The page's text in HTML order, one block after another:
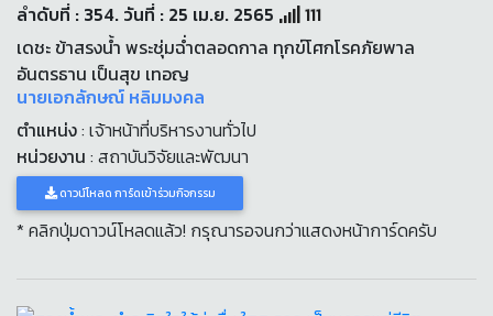
ลำดับที่ : 354. วันที่ : 25 เม.ย. 2565
111
เดชะ ข้าสรงน้ำ พระชุ่มฉ่ำตลอดกาล ทุกข์โศกโรคภัยพาล
อันตรธาน เป็นสุข เทอญ
นายเอกลักษณ์ หลิมมงคล
ตำแหน่ง: เจ้าหน้าที่บริหารงานทั่วไป
หน่วยงาน : สถาบันวิจัยและพัฒนา
ดาวน์โหลด การ์ดเข้าร่วมกิจกรรม
* คลิกปุ่มดาวน์โหลดแล้ว! กรุณารอจนกว่าแสดงหน้าการ์ดครับ